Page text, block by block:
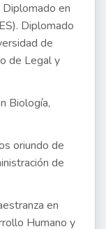
en
Diplomado
de
de Legal y
Biología,
oriundo de
de
en
Humano y